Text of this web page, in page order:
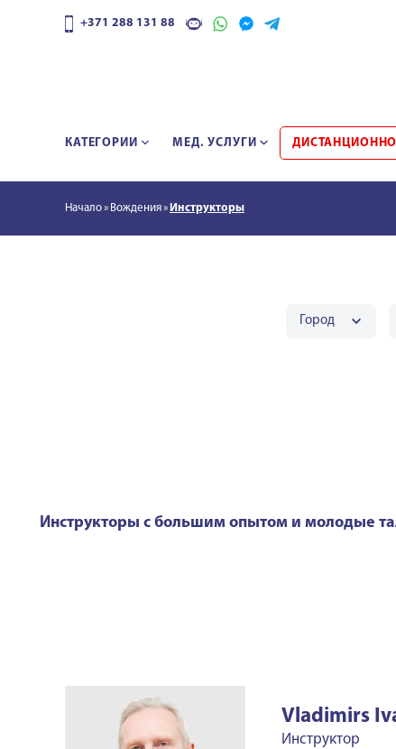
+371 288 131 88
КАТЕГОРИИ МЕД. УСЛУГИ
Начало Bождения Инструкторы
Город
Инструкторы с большим опытом и молодые
Vladimirs
Инструктор